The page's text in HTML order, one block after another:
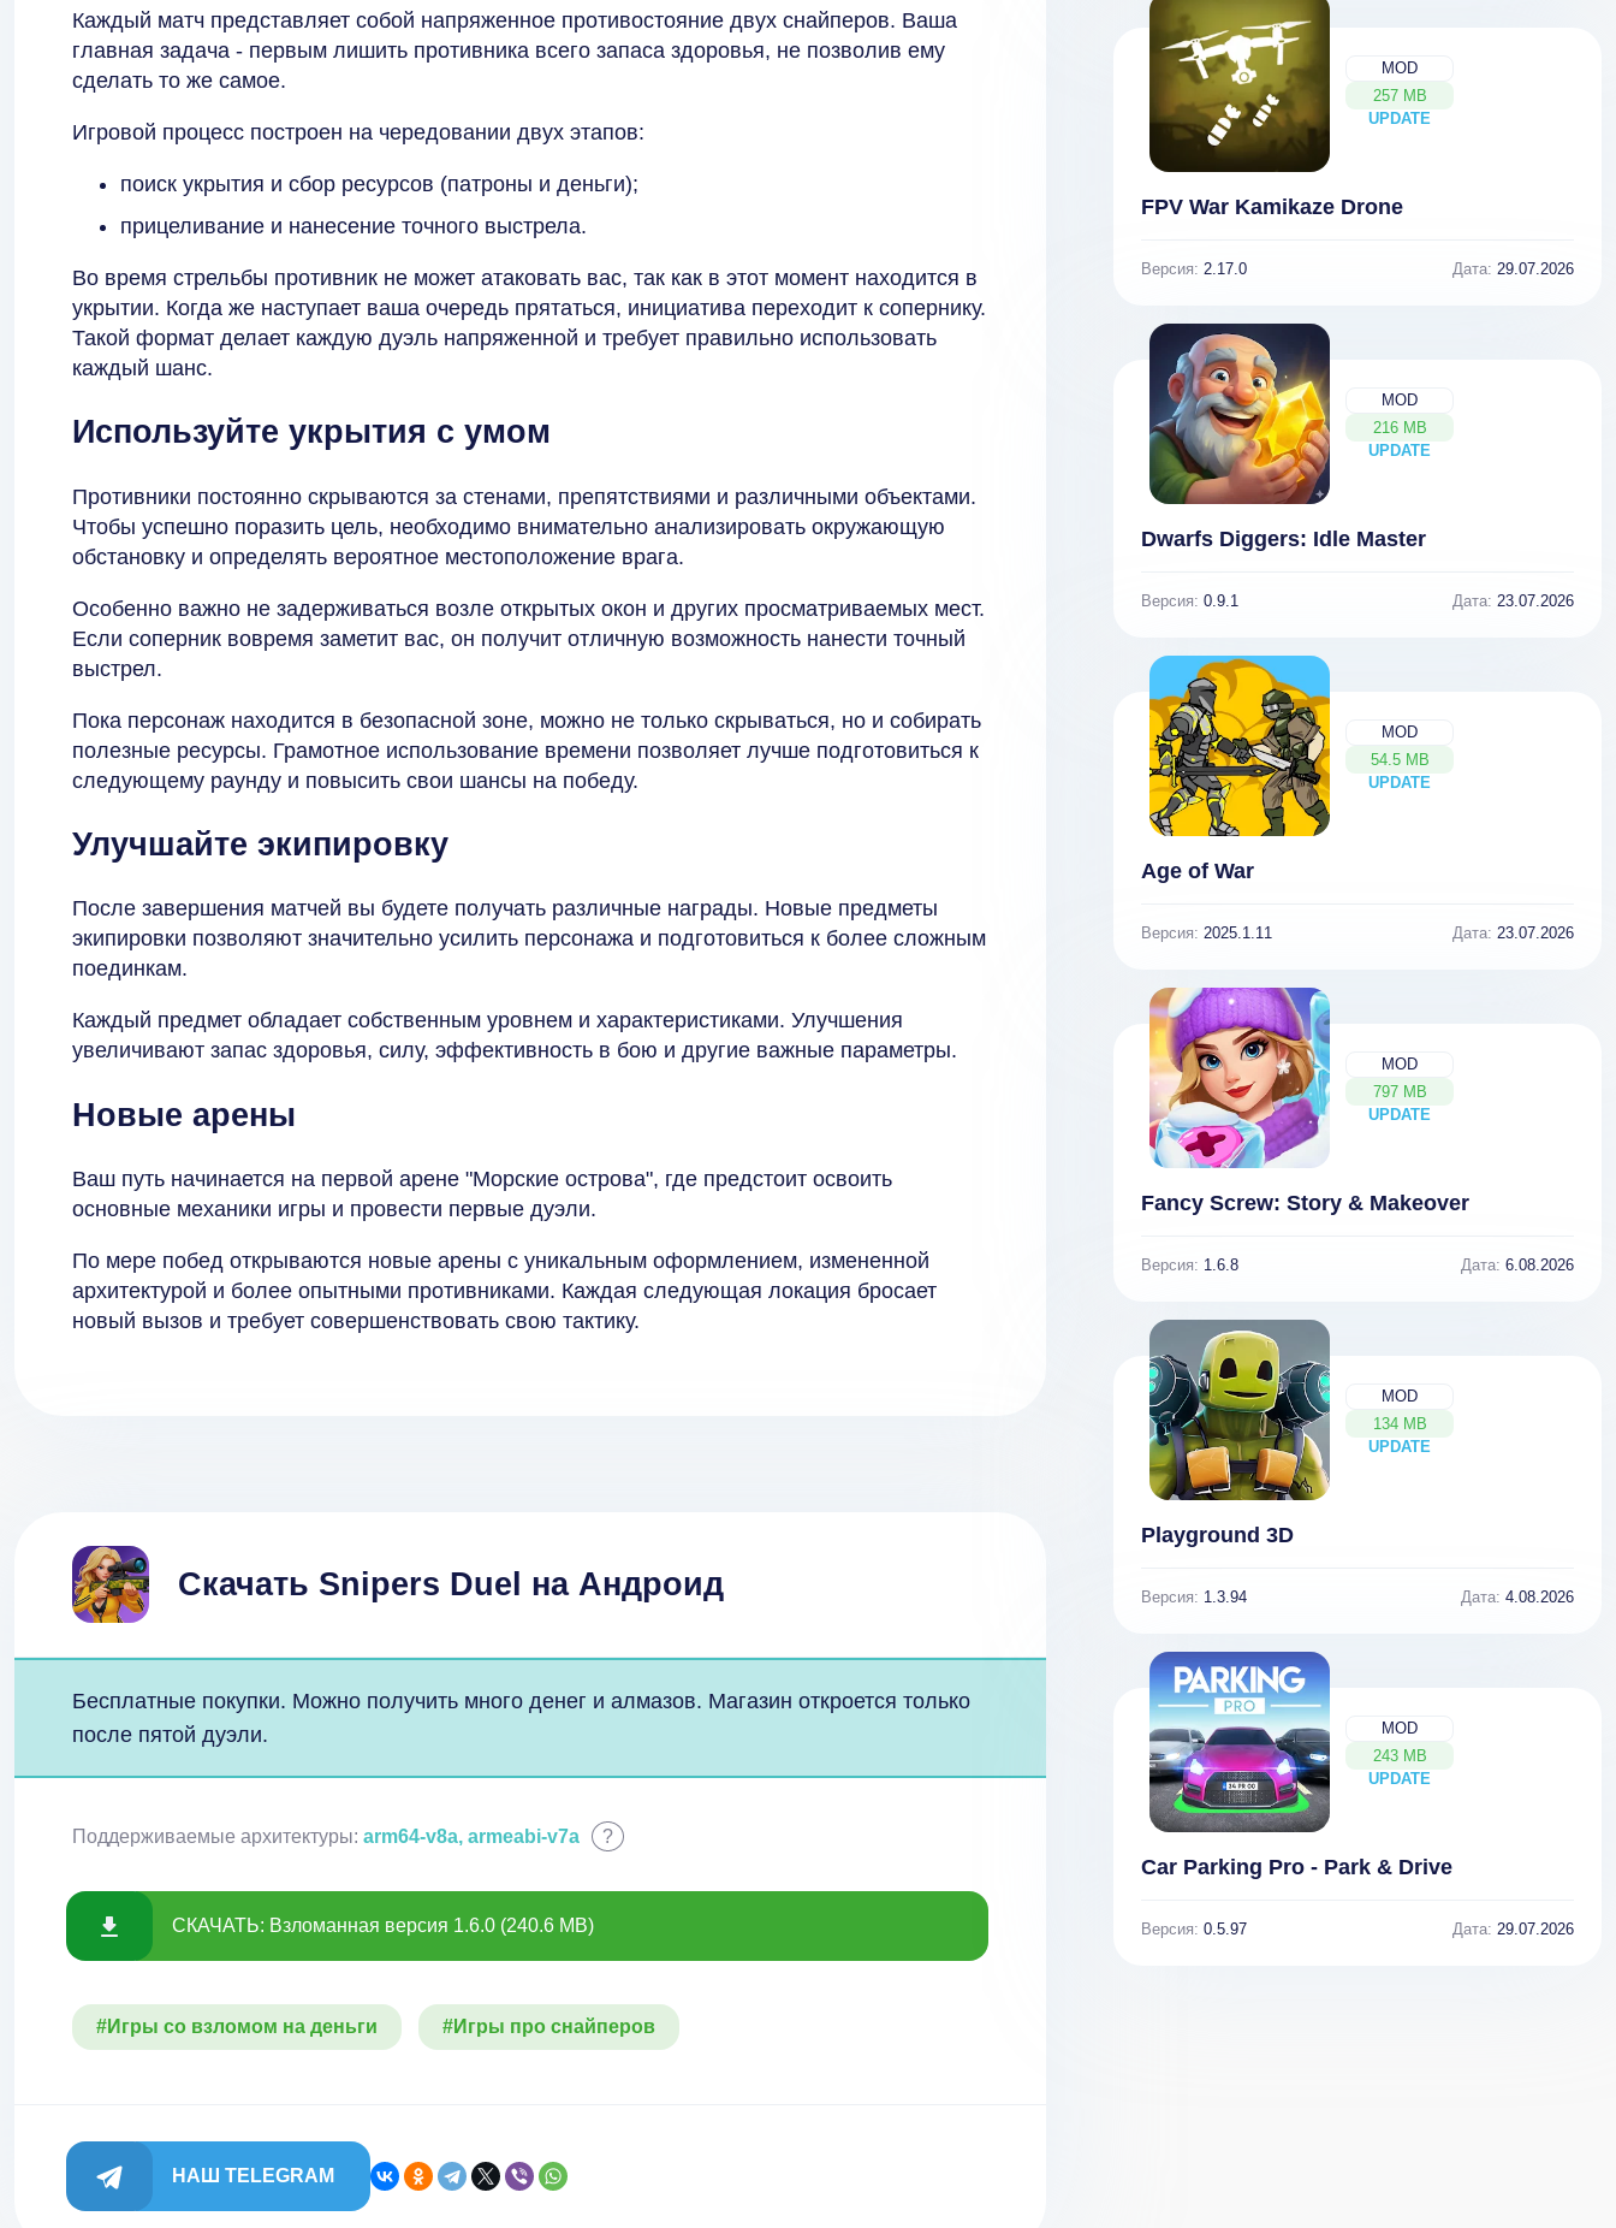
Каждый матч представляет собой напряженное противостояние двух снайперов. Ваша
главная задача - первым лишить противника всего запаса здоровья, не позволив ему
сделать то же самое.
Игровой процесс построен на чередовании двух этапов:
поиск укрытия и сбор ресурсов (патроны и деньги);
прицеливание и нанесение точного выстрела.
Во время стрельбы противник не может атаковать вас, так как в этот момент находится в
укрытии. Когда же наступает ваша очередь прятаться, инициатива переходит к сопернику.
Такой формат делает каждую дуэль напряженной и требует правильно использовать
каждый шанс.
Используйте укрытия с умом
Противники постоянно скрываются за стенами, препятствиями и различными объектами.
Чтобы успешно поразить цель, необходимо внимательно анализировать окружающую
обстановку и определять вероятное местоположение врага.
Особенно важно не задерживаться возле открытых окон и других просматриваемых мест.
Если соперник вовремя заметит вас, он получит отличную возможность нанести точный
выстрел.
Пока персонаж находится в безопасной зоне, можно не только скрываться, но и собирать
полезные ресурсы. Грамотное использование времени позволяет лучше подготовиться к
следующему раунду и повысить свои шансы на победу.
Улучшайте экипировку
После завершения матчей вы будете получать различные награды. Новые предметы
экипировки позволяют значительно усилить персонажа и подготовиться к более сложным
поединкам.
Каждый предмет обладает собственным уровнем и характеристиками. Улучшения
увеличивают запас здоровья, силу, эффективность в бою и другие важные параметры.
Новые арены
Ваш путь начинается на первой арене "Морские острова", где предстоит освоить
основные механики игры и провести первые дуэли.
По мере побед открываются новые арены с уникальным оформлением, измененной
архитектурой и более опытными противниками. Каждая следующая локация бросает
новый вызов и требует совершенствовать свою тактику.
Скачать Snipers Duel на Андроид
Бесплатные покупки. Можно получить много денег и алмазов. Магазин откроется только
после пятой дуэли.
Поддерживаемые архитектуры: arm64-v8a, armeabi-v7a ?
СКАЧАТЬ: Взломанная версия 1.6.0 (240.6 MB)
#Игры со взломом на деньги #Игры про снайперов
НАШ TELEGRAM
MOD
257 MB
UPDATE
NEW
FPV War Kamikaze Drone
Версия: 2.17.0 Дата: 29.07.2026
MOD
216 MB
UPDATE
NEW
Dwarfs Diggers: Idle Master
Версия: 0.9.1 Дата: 23.07.2026
MOD
54.5 MB
UPDATE
NEW
Age of War
Версия: 2025.1.11 Дата: 23.07.2026
MOD
797 MB
UPDATE
NEW
Fancy Screw: Story & Makeover
Версия: 1.6.8 Дата: 6.08.2026
MOD
134 MB
UPDATE
NEW
Playground 3D
Версия: 1.3.94 Дата: 4.08.2026
MOD
243 MB
UPDATE
NEW
Car Parking Pro - Park & Drive
Версия: 0.5.97 Дата: 29.07.2026